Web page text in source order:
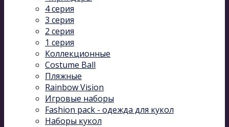
4 серия
3 серия
2 серия
1 серия
Коллекционные
Costume Ball
Пляжные
Rainbow Vision
Игровые наборы
Fashion pack - одежда для кукол
Наборы кукол